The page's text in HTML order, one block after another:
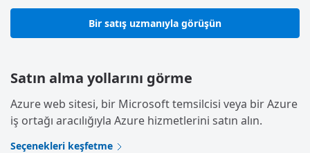
Bir satış uzmanıyla görüşün
Satın alma yollarını görme
Azure web sitesi, bir Microsoft temsilcisi veya bir Azure
iş ortağı aracılığıyla Azure hizmetlerini satın alın.
Seçenekleri keşfetme